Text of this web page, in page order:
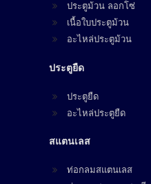
ประตูม้วน ลอกโซ่
เนื้อใบประตูม้วน
อะไหล่ประตูม้วน
ประตูยืด
ประตูยืด
อะไหล่ประตูยืด
สแตนเลส
ท่อกลมสแตนเลส